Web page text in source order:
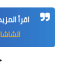
اقرأ